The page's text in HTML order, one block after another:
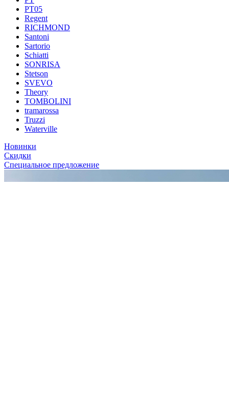
PT05
Regent
RICHMOND
Santoni
Sartorio
Schiatti
SONRISA
Stetson
SVEVO
Theory
TOMBOLINI
tramarossa
Truzzi
Waterville
Новинки
Скидки
Специальное предложение